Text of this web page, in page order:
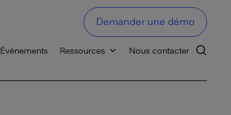
Événements Ressources Nous contacter
Demander une démo